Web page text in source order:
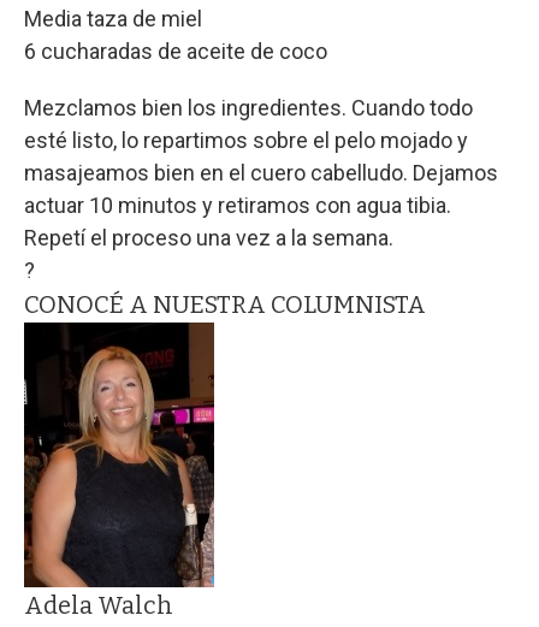
Media taza de miel
6 cucharadas de aceite de coco
Mezclamos bien los ingredientes. Cuando todo
esté listo, lo repartimos sobre el pelo mojado y
masajeamos bien en el cuero cabelludo. Dejamos
actuar 10 minutos y retiramos con agua tibia.
Repetí el proceso una vez a la semana.
?
CONOCÉ A NUESTRA COLUMNISTA
Adela Walch